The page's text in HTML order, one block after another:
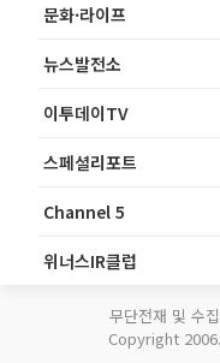
문화·라이프
뉴스발전소
이투데이TV
스페셜리포트
Channel 5
위너스IR클럽
무단전재 및 수
Copyright 2006.